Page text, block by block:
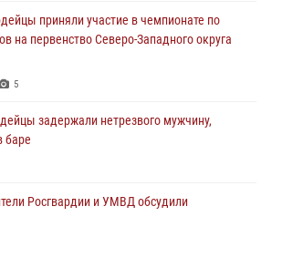
приняли участие в чемпионате по
на первенство Северо-Западного округа
5
задержали нетрезвого мужчину,
баре
Росгвардии и УМВД обсудили